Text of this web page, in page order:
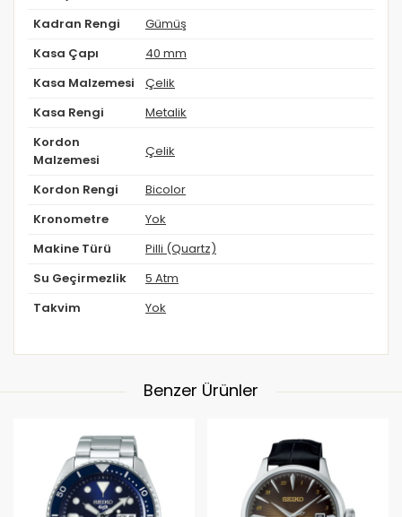
Kadran Rengi Gümüş
Kasa Çapı 40 mm
Kasa Malzemesi Çelik
Kasa Rengi Metalik
Kordon
Malzemesi
Çelik
Kordon Rengi Bicolor
Kronometre Yok
Makine Türü Pilli (Quartz)
Su Geçirmezlik 5 Atm
Takvim Yok
Benzer Ürünler